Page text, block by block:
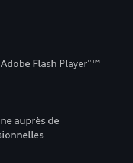
Flash Player"™
auprès de